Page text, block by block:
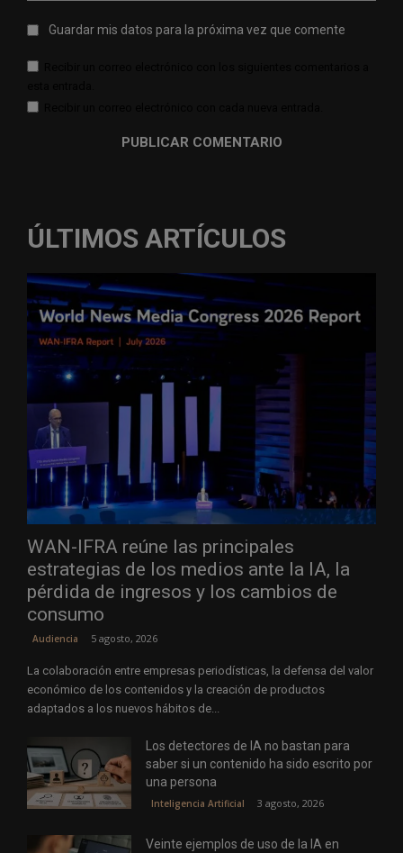
Guardar mis datos para la próxima vez que comente
ÚLTIMOS ARTÍCULOS
WAN-IFRA reúne las principales
estrategias de los medios ante la IA, la
pérdida de ingresos y los cambios de
consumo
Audiencia 5 agosto, 2026
La colaboración entre empresas periodísticas, la defensa del valor
económico de los contenidos y la creación de productos
adaptados a los nuevos hábitos de...
Los detectores de IA no bastan para
saber si un contenido ha sido escrito por
una persona
Inteligencia Artificial 3 agosto, 2026
Veinte ejemplos de uso de la IA en